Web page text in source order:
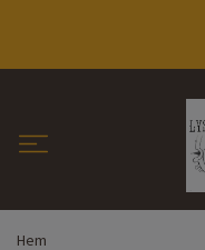
Hem